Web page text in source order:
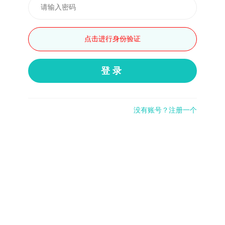
点击进行身份验证
登录
没有账号？注册一个